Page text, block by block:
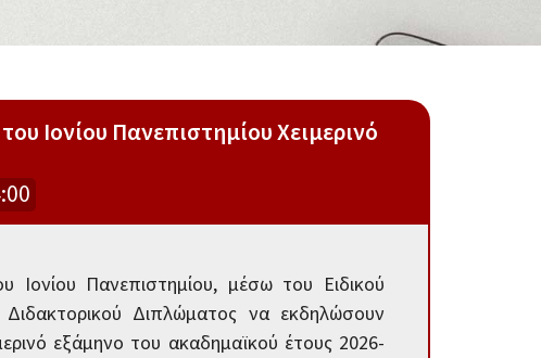
Ιονίου Πανεπιστημίου Χειμερινό
Πανεπιστημίου, μέσω του Ειδικού
Διπλώματος να εκδηλώσουν
εξάμηνο του ακαδημαϊκού έτους 2026-